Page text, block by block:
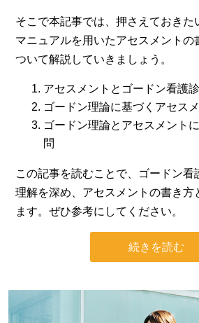
そこで本記事では、押さえておきた
マニュアルを用いたアセスメントの
ついて解説していきましょう。
アセスメントとゴードン看護
ゴードン理論に基づくアセス
ゴードン理論とアセスメント
問
この記事を読むことで、ゴードン看
理解を深め、アセスメントの書き方
ます。ぜひ参考にしてください。
続きを読む